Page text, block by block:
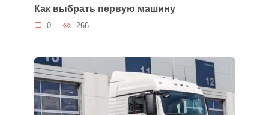
Как выбрать первую машину
0 266